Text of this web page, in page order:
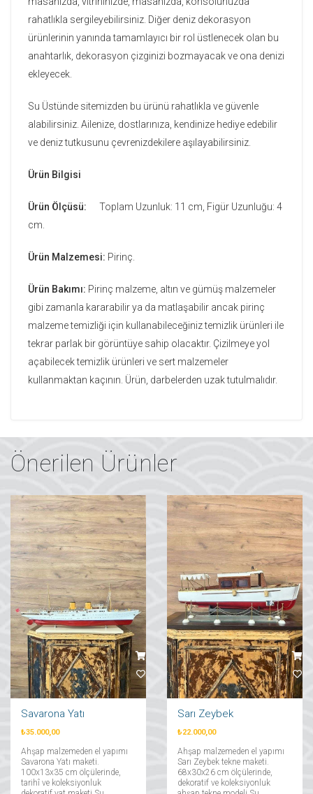
rahatlıkla sergileyebilirsiniz. Diğer deniz dekorasyon
ürünlerinin yanında tamamlayıcı bir rol üstlenecek olan bu
anahtarlık, dekorasyon çizginizi bozmayacak ve ona denizi
ekleyecek.
Su Üstünde sitemizden bu ürünü rahatlıkla ve güvenle
alabilirsiniz. Ailenize, dostlarınıza, kendinize hediye edebilir
ve deniz tutkusunu çevrenizdekilere aşılayabilirsiniz.
Ürün Bilgisi
Ürün Ölçüsü: Toplam Uzunluk: 11 cm, Figür Uzunluğu: 4
cm.
Ürün Malzemesi: Pirinç.
Ürün Bakımı: Pirinç malzeme, altın ve gümüş malzemeler
gibi zamanla kararabilir ya da matlaşabilir ancak pirinç
malzeme temizliği için kullanabileceğiniz temizlik ürünleri ile
tekrar parlak bir görüntüye sahip olacaktır. Çizilmeye yol
açabilecek temizlik ürünleri ve sert malzemeler
kullanmaktan kaçının. Ürün, darbelerden uzak tutulmalıdır.
Önerilen Ürünler
Savarona Yatı
₺35.000,00
Ahşap malzemeden el yapımı
Savarona Yatı maketi.
100x13x35 cm ölçülerinde,
tarihî ve koleksiyonluk
Sarı Zeybek
₺22.000,00
Ahşap malzemeden el yapımı
Sarı Zeybek tekne maketi.
68x30x26 cm ölçülerinde,
dekoratif ve koleksiyonluk